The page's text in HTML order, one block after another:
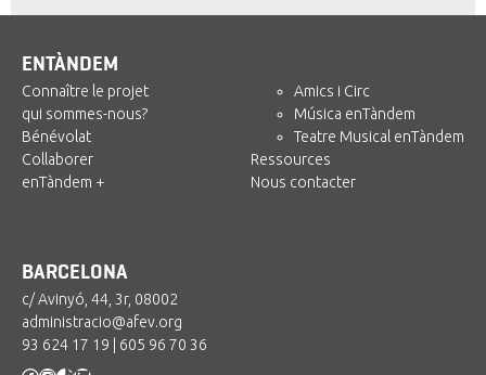
ENTÀNDEM
Connaître le projet
qui sommes-nous?
Bénévolat
Collaborer
enTàndem +
Amics i Circ
Música enTàndem
Teatre Musical enTàndem
Ressources
Nous contacter
BARCELONA
c/ Avinyó, 44, 3r, 08002
administracio@afev.org
93 624 17 19
605 96 70 36